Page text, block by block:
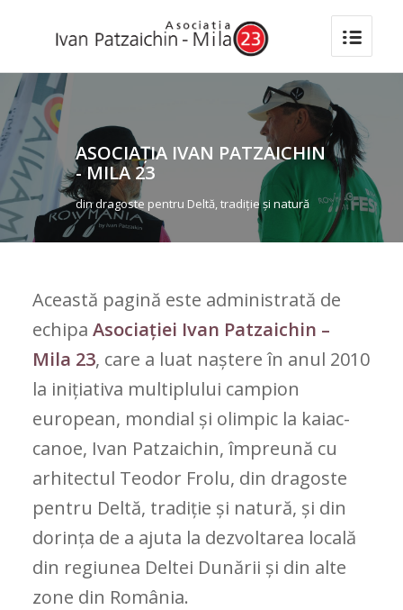
ASOCIAȚIA IVAN PATZAICHIN
- MILA 23
din dragoste pentru Deltă, tradiție și natură
Această pagină este administrată de
echipa Asociației Ivan Patzaichin –
Mila 23, care a luat naștere în anul 2010
la inițiativa multiplului campion
european, mondial și olimpic la kaiac-
canoe, Ivan Patzaichin, împreună cu
arhitectul Teodor Frolu, din dragoste
pentru Deltă, tradiție și natură, și din
dorința de a ajuta la dezvoltarea locală
din regiunea Deltei Dunării și din alte
zone din România.